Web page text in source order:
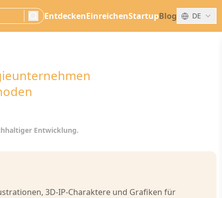
search
EntdeckenEinreichenStartupBlog DE
Entwicklung.
3D-IP-Charaktere und Grafiken für